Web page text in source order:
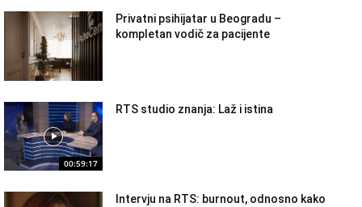
Privatni psihijatar u Beogradu –
kompletan vodič za pacijente
00:59:17
RTS studio znanja: Laž i istina
Intervju na RTS: burnout, odnosno kako